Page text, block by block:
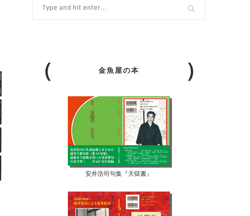
金魚屋の本
安井浩司句集『天獄書』